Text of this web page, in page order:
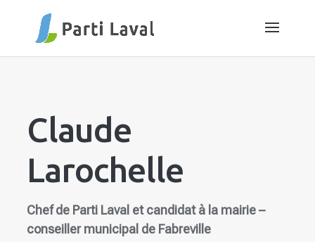
Claude
Larochelle
Chef de Parti Laval et candidat à la mairie –
conseiller municipal de Fabreville